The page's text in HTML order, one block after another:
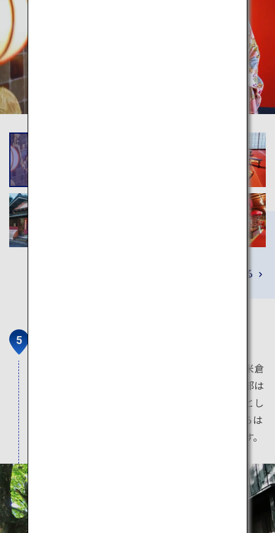
詳しくみる
山居倉庫は、かつて貿易港として栄えた酒田の米倉
庫。この倉庫は現在も利用されていますが、一部は
米の博物館や、酒田の物産品を買えるお土産店とし
て利用されています。また近隣の日和山公園からは
日本海に沈む美しい夕日を眺めることができます。